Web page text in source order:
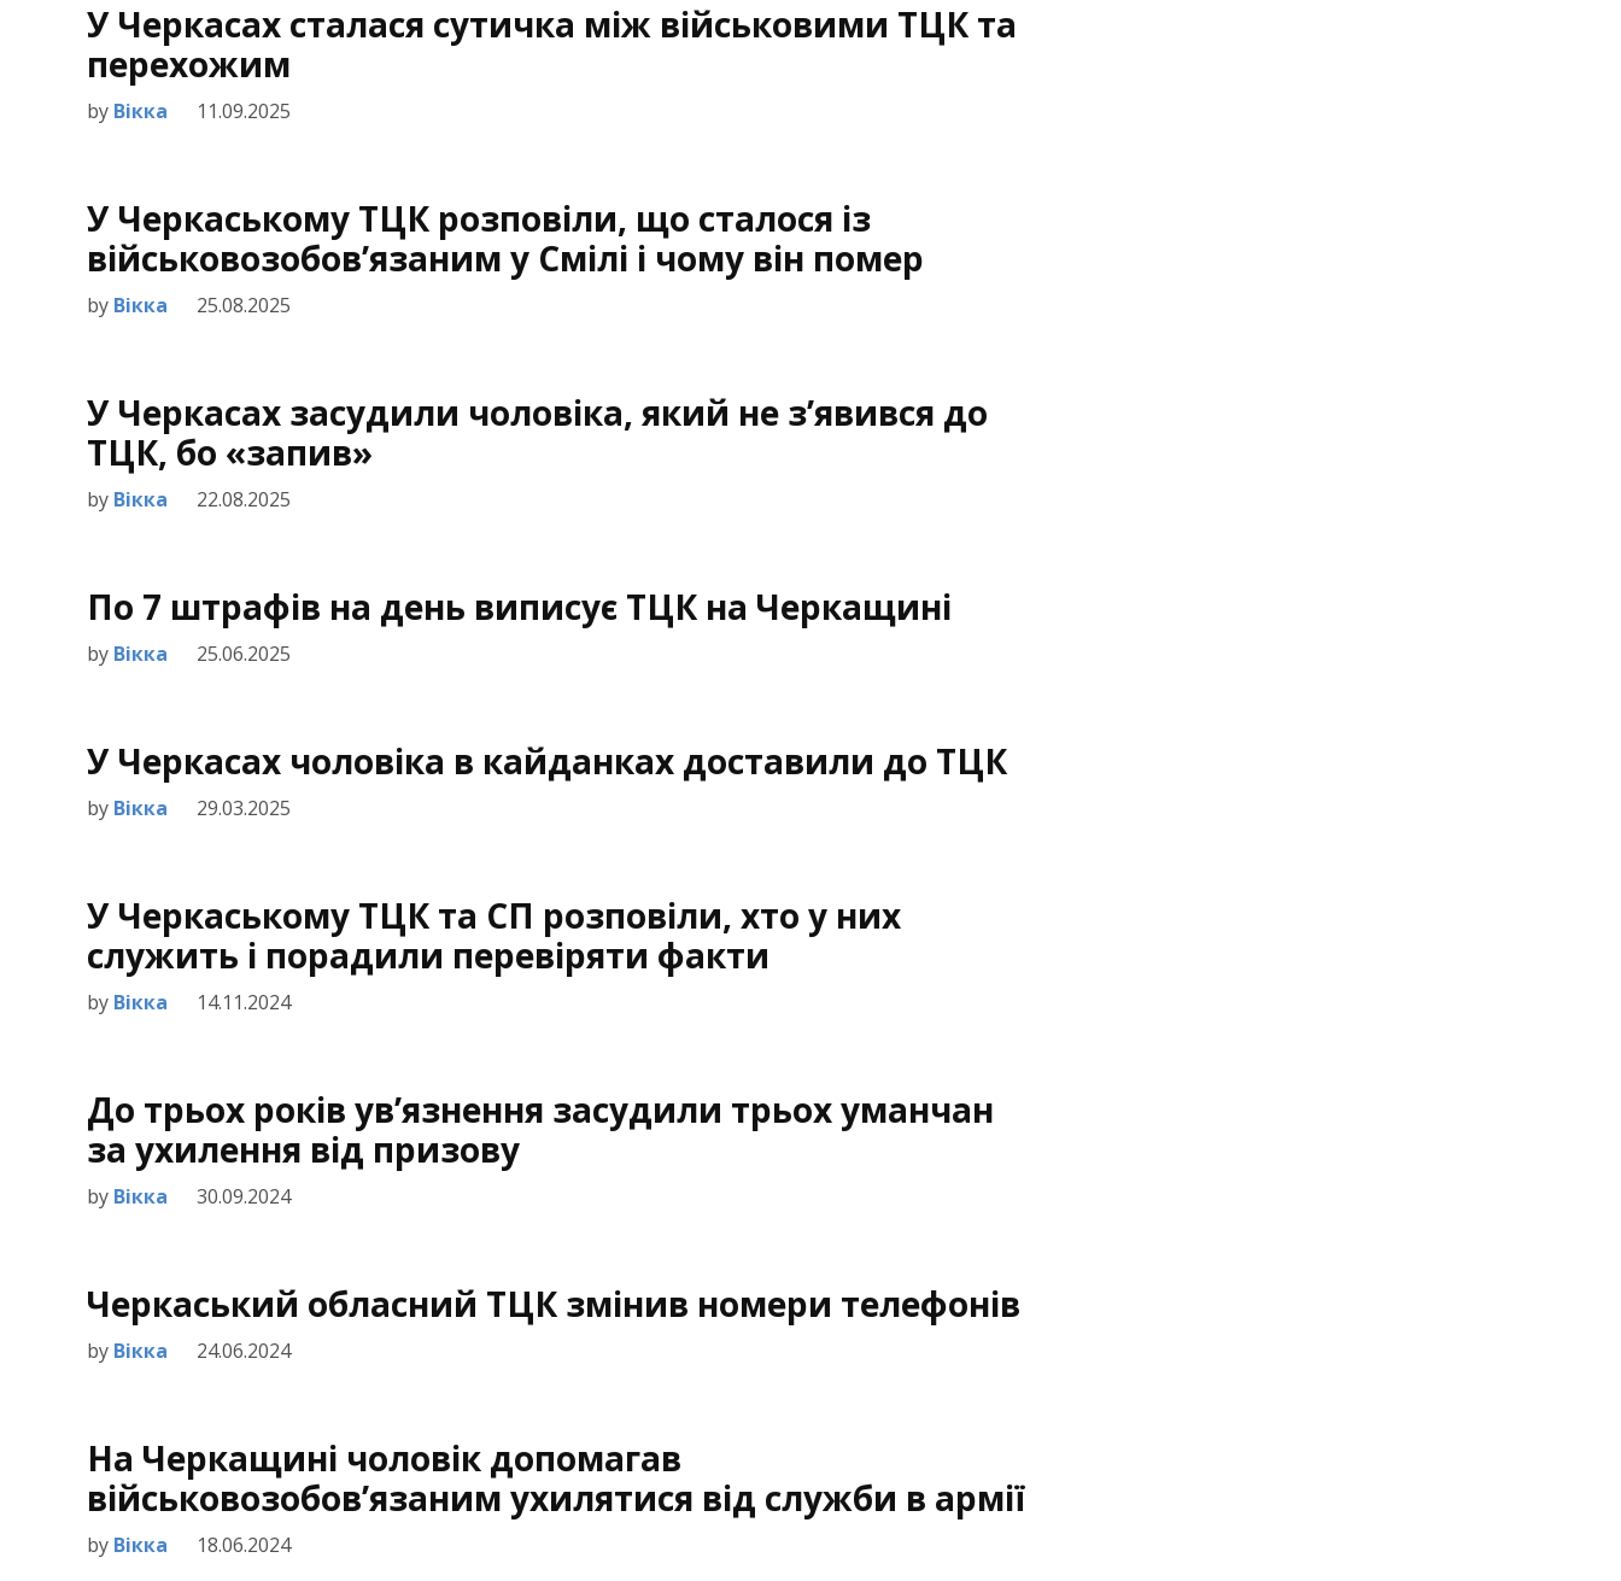
У Черкасах сталася сутичка між військовими ТЦК та
перехожим
by Вікка 11.09.2025
У Черкаському ТЦК розповіли, що сталося із
військовозобов’язаним у Смілі і чому він помер
by Вікка 25.08.2025
У Черкасах засудили чоловіка, який не з’явився до
ТЦК, бо «запив»
by Вікка 22.08.2025
По 7 штрафів на день виписує ТЦК на Черкащині
by Вікка 25.06.2025
У Черкасах чоловіка в кайданках доставили до ТЦК
by Вікка 29.03.2025
У Черкаському ТЦК та СП розповіли, хто у них
служить і порадили перевіряти факти
by Вікка 14.11.2024
До трьох років ув’язнення засудили трьох уманчан
за ухилення від призову
by Вікка 30.09.2024
Черкаський обласний ТЦК змінив номери телефонів
by Вікка 24.06.2024
На Черкащині чоловік допомагав
військовозобов’язаним ухилятися від служби в армії
by Вікка 18.06.2024